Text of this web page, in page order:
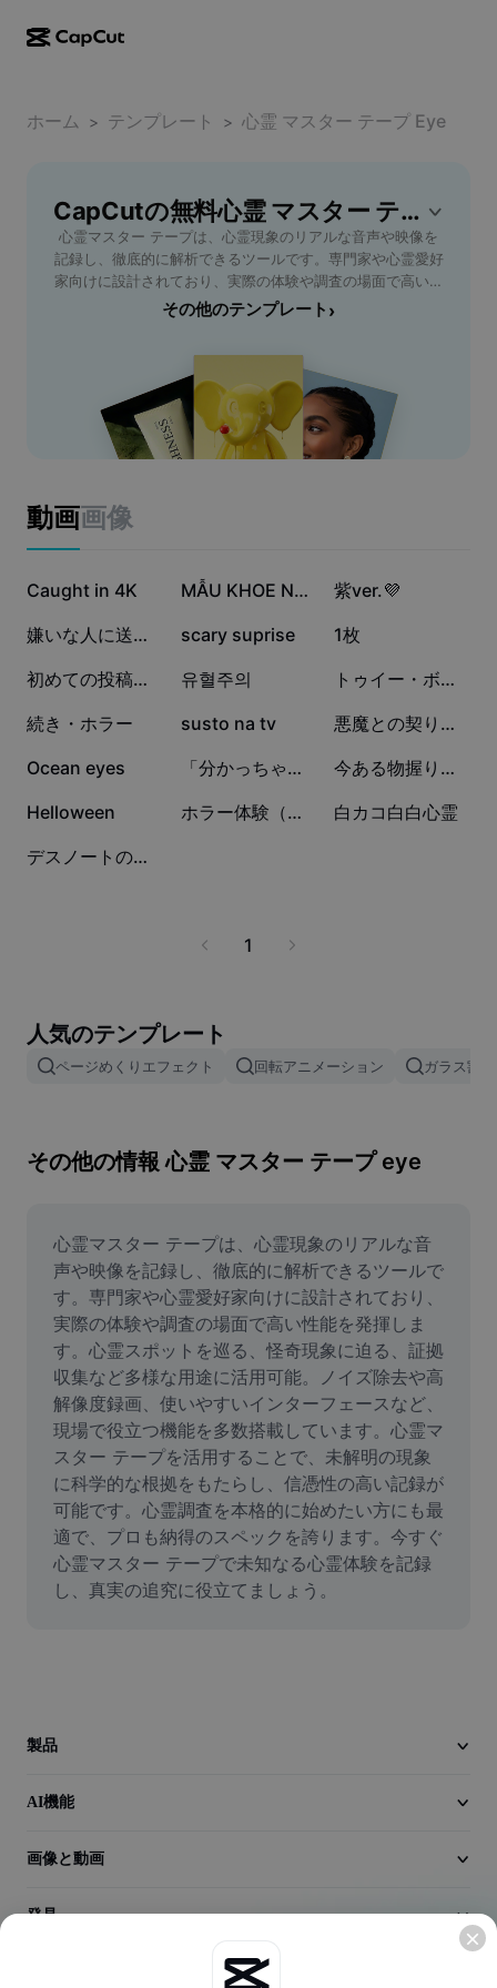
CapCutデスクトップ
CapCut Pad
CapCutモバイル
動画スタジオ
AI動画ジェネレーター
AI画像ジェネレーター
Dreamina Seedance 2.5
Nano Banana Pro
自動キャプション
キャプションテンプレート
画像結合
画像サイズ変更
ミームジェネレーター
AI Text Remover
AI People Remover
AI Inpainting
Face Cutout
動画
動画背景削除
品質向上
動画への字幕追加
動画エディター＆ジェネレーター
画像エディター＆ジェネレーター
音声ジェネレーター＆エディター
ユースケース
マーケティング
ソーシャルメディアのテンプレート
その他
カレンダーのテンプレート
アニバーサリーのテンプレート
エフェクトのテンプレート
産業のテンプレート
振り返りのテンプレート
取り組み
アフィリエイト
パイオニアプログラム
クリエイティブパートナープログラム
CapCutクリエイティブキャンパス
トラストセンター
ヘルプセンター
ニュースルーム
CapCutの利用規約について
Dreamina Seedance 2.0 Launch
ホーム > テンプレート > 心霊 マスター テープ Eye
CapCutの無料心霊 マスター テープ Eyeテンプレート
心霊マスター テープは、心霊現象のリアルな音声や映像を
記録し、徹底的に解析できるツールです。専門家や心霊愛好
家向けに設計されており、実際の体験や調査の場面で高い性
能を発揮します。心霊スポットを巡る、怪奇現象に迫る、証
多数搭載しています。心霊マスター テープを活用すること
で、未解明の現象に科学的な根拠をもたらし、信憑性の高い
記録が可能です。心霊調査を本格的に始めたい方にも最適
で、プロも納得のスペックを誇ります。今すぐ心霊マスター
テープで未知なる心霊体験を記録し、真実の追究に役立てま
その他のテンプレート ›
動画画像
30.9万
Caught in 4K 23.7万 MẪU KHOE NY:)) 2万
紫ver.💜
9718 嫌いな人に送れる🤣 8168
scary suprise 6385
1枚
5937 初めての投稿です 5117
유혈주의 4008 トゥイー・ボックスの人形劇場
2431
続き・ホラー 1200
susto na tv 1039 悪魔との契りを交わして
752
Ocean eyes 688 「分かっちゃいないね」 291 今ある物握りしめる
48
Helloween 32 ホラー体験（偽） 22
白カコ白白心霊
8 デスノートの処分方法
1
人気のテンプレート
ページめくりエフェクト 回転アニメーション ガラス割
その他の情報 心霊 マスター テープ eye
心霊マスター テープは、心霊現象のリアルな音
声や映像を記録し、徹底的に解析できるツールで
す。専門家や心霊愛好家向けに設計されており、
実際の体験や調査の場面で高い性能を発揮しま
す。心霊スポットを巡る、怪奇現象に迫る、証拠
収集など多様な用途に活用可能。ノイズ除去や高
解像度録画、使いやすいインターフェースなど、
現場で役立つ機能を多数搭載しています。心霊マ
スター テープを活用することで、未解明の現象
に科学的な根拠をもたらし、信憑性の高い記録が
可能です。心霊調査を本格的に始めたい方にも最
適で、プロも納得のスペックを誇ります。今すぐ
心霊マスター テープで未知なる心霊体験を記録
し、真実の追究に役立てましょう。
製品
AI機能
画像と動画
発見